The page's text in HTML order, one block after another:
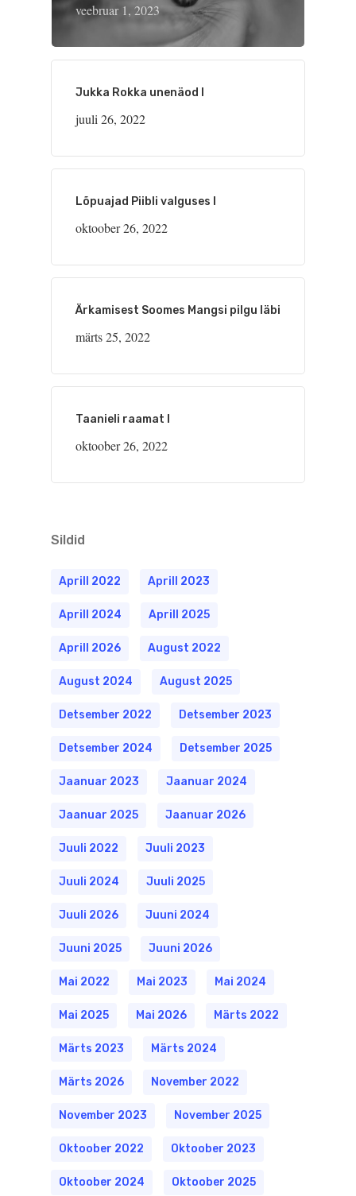
veebruar 1, 2023
Jukka Rokka unenäod I
juuli 26, 2022
Lõpuajad Piibli valguses I
oktoober 26, 2022
Ärkamisest Soomes Mangsi pilgu läbi
märts 25, 2022
Taanieli raamat I
oktoober 26, 2022
Sildid
Aprill 2022 Aprill 2023
Aprill 2024 Aprill 2025
Aprill 2026 August 2022
August 2024 August 2025
Detsember 2022 Detsember 2023
Detsember 2024 Detsember 2025
Jaanuar 2023 Jaanuar 2024
Jaanuar 2025 Jaanuar 2026
Juuli 2022 Juuli 2023
Juuli 2024 Juuli 2025
Juuli 2026 Juuni 2024
Juuni 2025 Juuni 2026
Mai 2022 Mai 2023 Mai 2024
Mai 2025 Mai 2026 Märts 2022
Märts 2023 Märts 2024
Märts 2026 November 2022
November 2023 November 2025
Oktoober 2022 Oktoober 2023
Oktoober 2024 Oktoober 2025